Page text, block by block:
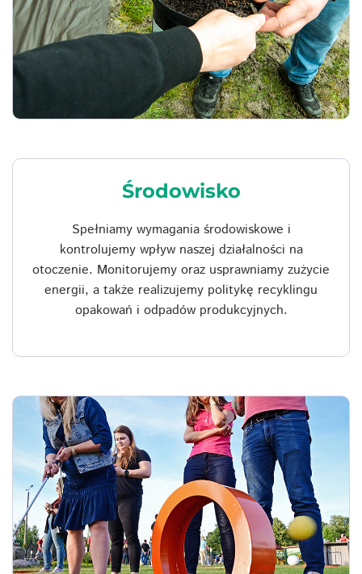
Środowisko
Spełniamy wymagania środowiskowe i
kontrolujemy wpływ naszej działalności na
otoczenie. Monitorujemy oraz usprawniamy zużycie
energii, a także realizujemy politykę recyklingu
opakowań i odpadów produkcyjnych.